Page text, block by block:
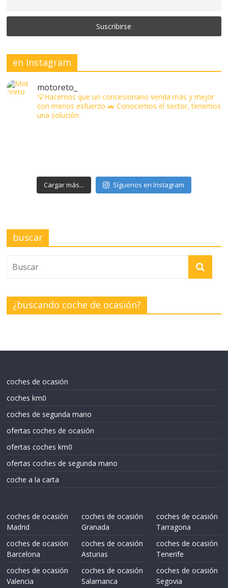
en Instagram
motoreto_
💡Hacemos que un concesionario venda más y mejor
con menos esfuerzo 🚗 Conocemos el sector, tenemos
una solución
Cargar más... Síguenos en Instagram
buscar
¿buscando coche de ocasión?
coches de ocasión
coches km0
coches de segunda mano
ofertas coches de ocasión
ofertas coches km0
ofertas coches de segunda mano
coche a la carta
coches de ocasión
Madrid
coches de ocasión
Barcelona
coches de ocasión
Valencia
coches de ocasión
Granada
coches de ocasión
Asturias
coches de ocasión
Salamanca
coches de ocasión
Tarragona
coches de ocasión
Tenerife
coches de ocasión
Segovia